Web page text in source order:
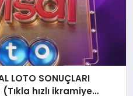
LOTO SONUÇLARI
(Tıkla hızlı ikramiye